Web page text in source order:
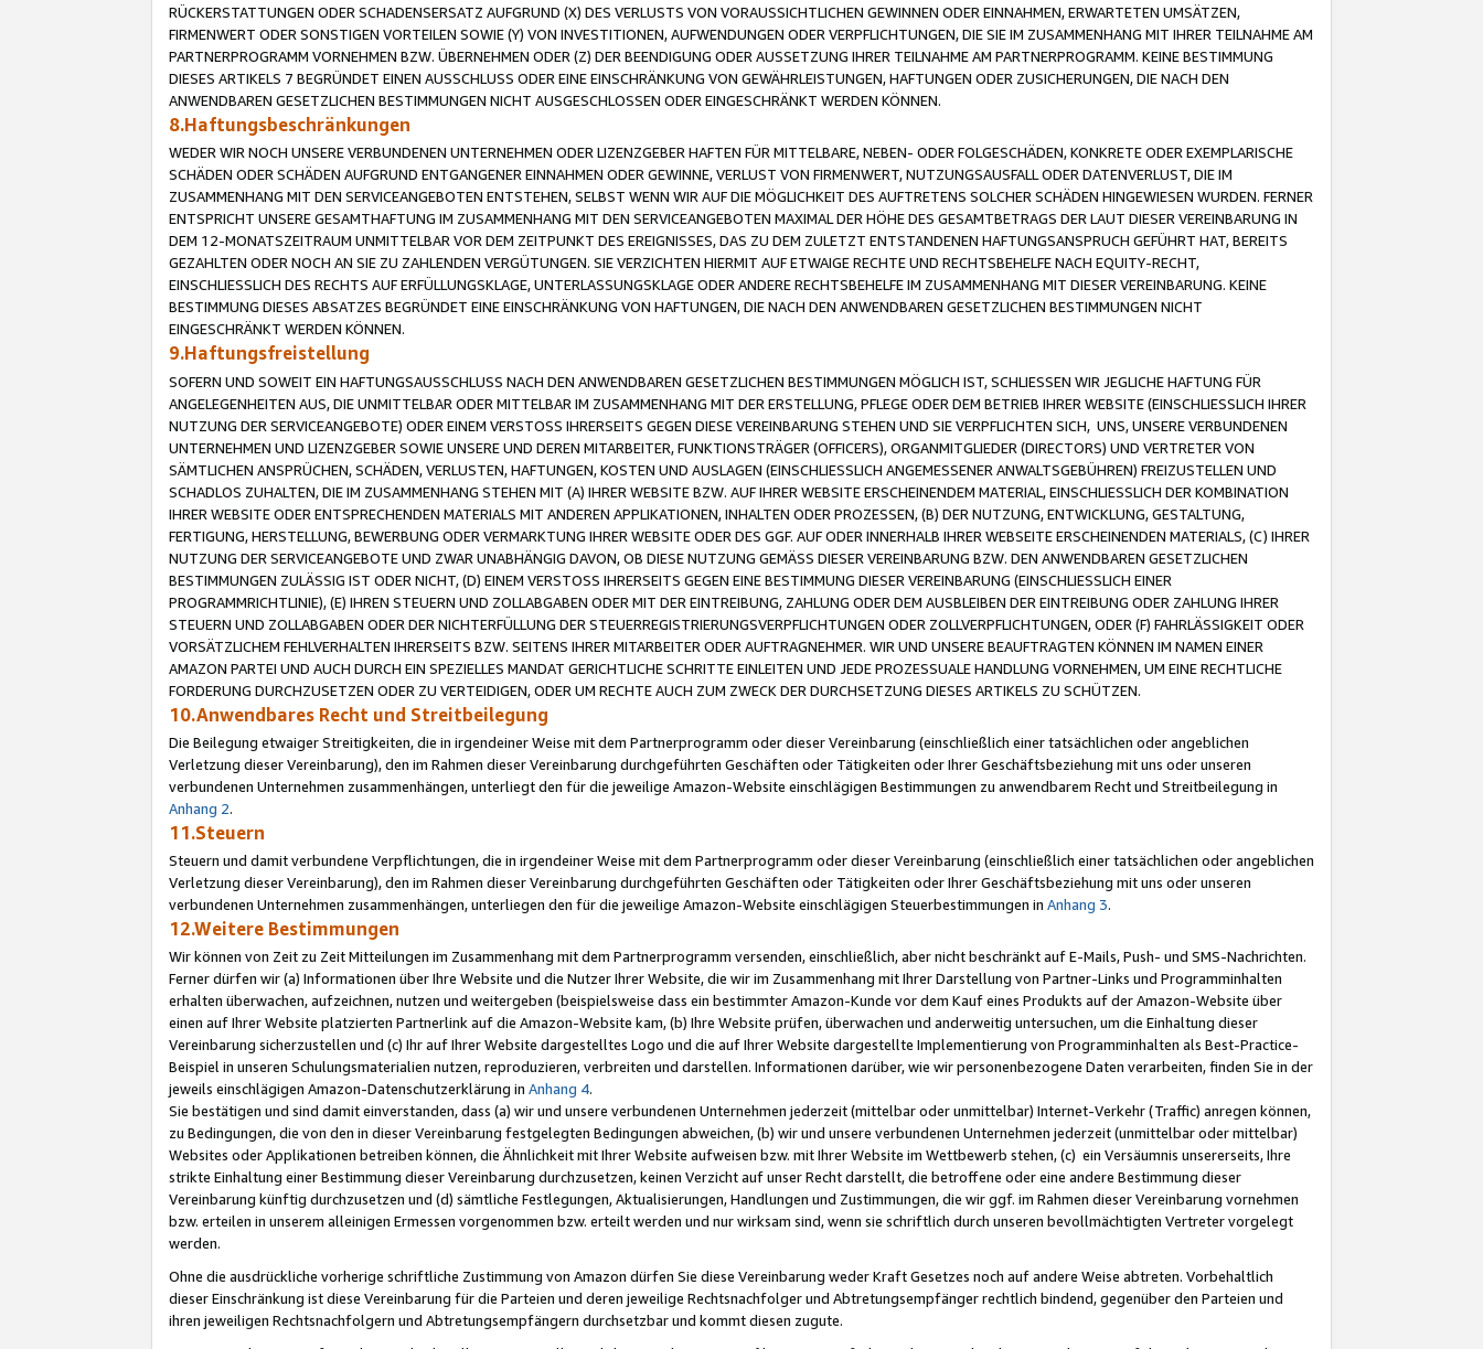
RÜCKERSTATTUNGEN ODER SCHADENSERSATZ AUFGRUND (X) DES VERLUSTS VON VORAUSSICHTLICHEN GEWINNEN ODER EINNAHMEN, ERWARTETEN UMSÄTZEN,
FIRMENWERT ODER SONSTIGEN VORTEILEN SOWIE (Y) VON INVESTITIONEN, AUFWENDUNGEN ODER VERPFLICHTUNGEN, DIE SIE IM ZUSAMMENHANG MIT IHRER TEILNAHME AM
PARTNERPROGRAMM VORNEHMEN BZW. ÜBERNEHMEN ODER (Z) DER BEENDIGUNG ODER AUSSETZUNG IHRER TEILNAHME AM PARTNERPROGRAMM. KEINE BESTIMMUNG
DIESES ARTIKELS 7 BEGRÜNDET EINEN AUSSCHLUSS ODER EINE EINSCHRÄNKUNG VON GEWÄHRLEISTUNGEN, HAFTUNGEN ODER ZUSICHERUNGEN, DIE NACH DEN
ANWENDBAREN GESETZLICHEN BESTIMMUNGEN NICHT AUSGESCHLOSSEN ODER EINGESCHRÄNKT WERDEN KÖNNEN.
8.Haftungsbeschränkungen
WEDER WIR NOCH UNSERE VERBUNDENEN UNTERNEHMEN ODER LIZENZGEBER HAFTEN FÜR MITTELBARE, NEBEN- ODER FOLGESCHÄDEN, KONKRETE ODER EXEMPLARISCHE
SCHÄDEN ODER SCHÄDEN AUFGRUND ENTGANGENER EINNAHMEN ODER GEWINNE, VERLUST VON FIRMENWERT, NUTZUNGSAUSFALL ODER DATENVERLUST, DIE IM
ZUSAMMENHANG MIT DEN SERVICEANGEBOTEN ENTSTEHEN, SELBST WENN WIR AUF DIE MÖGLICHKEIT DES AUFTRETENS SOLCHER SCHÄDEN HINGEWIESEN WURDEN. FERNER
ENTSPRICHT UNSERE GESAMTHAFTUNG IM ZUSAMMENHANG MIT DEN SERVICEANGEBOTEN MAXIMAL DER HÖHE DES GESAMTBETRAGS DER LAUT DIESER VEREINBARUNG IN
DEM 12-MONATSZEITRAUM UNMITTELBAR VOR DEM ZEITPUNKT DES EREIGNISSES, DAS ZU DEM ZULETZT ENTSTANDENEN HAFTUNGSANSPRUCH GEFÜHRT HAT, BEREITS
GEZAHLTEN ODER NOCH AN SIE ZU ZAHLENDEN VERGÜTUNGEN. SIE VERZICHTEN HIERMIT AUF ETWAIGE RECHTE UND RECHTSBEHELFE NACH EQUITY-RECHT,
EINSCHLIESSLICH DES RECHTS AUF ERFÜLLUNGSKLAGE, UNTERLASSUNGSKLAGE ODER ANDERE RECHTSBEHELFE IM ZUSAMMENHANG MIT DIESER VEREINBARUNG. KEINE
BESTIMMUNG DIESES ABSATZES BEGRÜNDET EINE EINSCHRÄNKUNG VON HAFTUNGEN, DIE NACH DEN ANWENDBAREN GESETZLICHEN BESTIMMUNGEN NICHT
EINGESCHRÄNKT WERDEN KÖNNEN.
9.Haftungsfreistellung
SOFERN UND SOWEIT EIN HAFTUNGSAUSSCHLUSS NACH DEN ANWENDBAREN GESETZLICHEN BESTIMMUNGEN MÖGLICH IST, SCHLIESSEN WIR JEGLICHE HAFTUNG FÜR
ANGELEGENHEITEN AUS, DIE UNMITTELBAR ODER MITTELBAR IM ZUSAMMENHANG MIT DER ERSTELLUNG, PFLEGE ODER DEM BETRIEB IHRER WEBSITE (EINSCHLIESSLICH IHRER
NUTZUNG DER SERVICEANGEBOTE) ODER EINEM VERSTOSS IHRERSEITS GEGEN DIESE VEREINBARUNG STEHEN UND SIE VERPFLICHTEN SICH, UNS, UNSERE VERBUNDENEN
UNTERNEHMEN UND LIZENZGEBER SOWIE UNSERE UND DEREN MITARBEITER, FUNKTIONSTRÄGER (OFFICERS), ORGANMITGLIEDER (DIRECTORS) UND VERTRETER VON
SÄMTLICHEN ANSPRÜCHEN, SCHÄDEN, VERLUSTEN, HAFTUNGEN, KOSTEN UND AUSLAGEN (EINSCHLIESSLICH ANGEMESSENER ANWALTSGEBÜHREN) FREIZUSTELLEN UND
SCHADLOS ZUHALTEN, DIE IM ZUSAMMENHANG STEHEN MIT (A) IHRER WEBSITE BZW. AUF IHRER WEBSITE ERSCHEINENDEM MATERIAL, EINSCHLIESSLICH DER KOMBINATION
IHRER WEBSITE ODER ENTSPRECHENDEN MATERIALS MIT ANDEREN APPLIKATIONEN, INHALTEN ODER PROZESSEN, (B) DER NUTZUNG, ENTWICKLUNG, GESTALTUNG,
FERTIGUNG, HERSTELLUNG, BEWERBUNG ODER VERMARKTUNG IHRER WEBSITE ODER DES GGF. AUF ODER INNERHALB IHRER WEBSEITE ERSCHEINENDEN MATERIALS, (C) IHRER
NUTZUNG DER SERVICEANGEBOTE UND ZWAR UNABHÄNGIG DAVON, OB DIESE NUTZUNG GEMÄSS DIESER VEREINBARUNG BZW. DEN ANWENDBAREN GESETZLICHEN
BESTIMMUNGEN ZULÄSSIG IST ODER NICHT, (D) EINEM VERSTOSS IHRERSEITS GEGEN EINE BESTIMMUNG DIESER VEREINBARUNG (EINSCHLIESSLICH EINER
PROGRAMMRICHTLINIE), (E) IHREN STEUERN UND ZOLLABGABEN ODER MIT DER EINTREIBUNG, ZAHLUNG ODER DEM AUSBLEIBEN DER EINTREIBUNG ODER ZAHLUNG IHRER
STEUERN UND ZOLLABGABEN ODER DER NICHTERFÜLLUNG DER STEUERREGISTRIERUNGSVERPFLICHTUNGEN ODER ZOLLVERPFLICHTUNGEN, ODER (F) FAHRLÄSSIGKEIT ODER
VORSÄTZLICHEM FEHLVERHALTEN IHRERSEITS BZW. SEITENS IHRER MITARBEITER ODER AUFTRAGNEHMER. WIR UND UNSERE BEAUFTRAGTEN KÖNNEN IM NAMEN EINER
AMAZON PARTEI UND AUCH DURCH EIN SPEZIELLES MANDAT GERICHTLICHE SCHRITTE EINLEITEN UND JEDE PROZESSUALE HANDLUNG VORNEHMEN, UM EINE RECHTLICHE
FORDERUNG DURCHZUSETZEN ODER ZU VERTEIDIGEN, ODER UM RECHTE AUCH ZUM ZWECK DER DURCHSETZUNG DIESES ARTIKELS ZU SCHÜTZEN.
10.Anwendbares Recht und Streitbeilegung
Die Beilegung etwaiger Streitigkeiten, die in irgendeiner Weise mit dem Partnerprogramm oder dieser Vereinbarung (einschließlich einer tatsächlichen oder angeblichen
Verletzung dieser Vereinbarung), den im Rahmen dieser Vereinbarung durchgeführten Geschäften oder Tätigkeiten oder Ihrer Geschäftsbeziehung mit uns oder unseren
verbundenen Unternehmen zusammenhängen, unterliegt den für die jeweilige Amazon-Website einschlägigen Bestimmungen zu anwendbarem Recht und Streitbeilegung in
Anhang 2.
11.Steuern
Steuern und damit verbundene Verpflichtungen, die in irgendeiner Weise mit dem Partnerprogramm oder dieser Vereinbarung (einschließlich einer tatsächlichen oder angeblichen
Verletzung dieser Vereinbarung), den im Rahmen dieser Vereinbarung durchgeführten Geschäften oder Tätigkeiten oder Ihrer Geschäftsbeziehung mit uns oder unseren
verbundenen Unternehmen zusammenhängen, unterliegen den für die jeweilige Amazon-Website einschlägigen Steuerbestimmungen in Anhang 3.
12.Weitere Bestimmungen
Wir können von Zeit zu Zeit Mitteilungen im Zusammenhang mit dem Partnerprogramm versenden, einschließlich, aber nicht beschränkt auf E-Mails, Push- und SMS-Nachrichten.
Ferner dürfen wir (a) Informationen über Ihre Website und die Nutzer Ihrer Website, die wir im Zusammenhang mit Ihrer Darstellung von Partner-Links und Programminhalten
erhalten überwachen, aufzeichnen, nutzen und weitergeben (beispielsweise dass ein bestimmter Amazon-Kunde vor dem Kauf eines Produkts auf der Amazon-Website über
einen auf Ihrer Website platzierten Partnerlink auf die Amazon-Website kam, (b) Ihre Website prüfen, überwachen und anderweitig untersuchen, um die Einhaltung dieser
Vereinbarung sicherzustellen und (c) Ihr auf Ihrer Website dargestelltes Logo und die auf Ihrer Website dargestellte Implementierung von Programminhalten als Best-Practice-
Beispiel in unseren Schulungsmaterialien nutzen, reproduzieren, verbreiten und darstellen. Informationen darüber, wie wir personenbezogene Daten verarbeiten, finden Sie in der
jeweils einschlägigen Amazon-Datenschutzerklärung in Anhang 4.
Sie bestätigen und sind damit einverstanden, dass (a) wir und unsere verbundenen Unternehmen jederzeit (mittelbar oder unmittelbar) Internet-Verkehr (Traffic) anregen können,
zu Bedingungen, die von den in dieser Vereinbarung festgelegten Bedingungen abweichen, (b) wir und unsere verbundenen Unternehmen jederzeit (unmittelbar oder mittelbar)
Websites oder Applikationen betreiben können, die Ähnlichkeit mit Ihrer Website aufweisen bzw. mit Ihrer Website im Wettbewerb stehen, (c) ein Versäumnis unsererseits, Ihre
strikte Einhaltung einer Bestimmung dieser Vereinbarung durchzusetzen, keinen Verzicht auf unser Recht darstellt, die betroffene oder eine andere Bestimmung dieser
Vereinbarung künftig durchzusetzen und (d) sämtliche Festlegungen, Aktualisierungen, Handlungen und Zustimmungen, die wir ggf. im Rahmen dieser Vereinbarung vornehmen
bzw. erteilen in unserem alleinigen Ermessen vorgenommen bzw. erteilt werden und nur wirksam sind, wenn sie schriftlich durch unseren bevollmächtigten Vertreter vorgelegt
werden.
Ohne die ausdrückliche vorherige schriftliche Zustimmung von Amazon dürfen Sie diese Vereinbarung weder Kraft Gesetzes noch auf andere Weise abtreten. Vorbehaltlich
dieser Einschränkung ist diese Vereinbarung für die Parteien und deren jeweilige Rechtsnachfolger und Abtretungsempfänger rechtlich bindend, gegenüber den Parteien und
ihren jeweiligen Rechtsnachfolgern und Abtretungsempfängern durchsetzbar und kommt diesen zugute.